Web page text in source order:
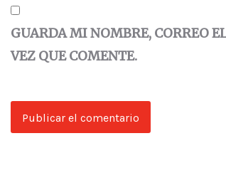
GUARDA MI NOMBRE, CORREO
VEZ QUE COMENTE.